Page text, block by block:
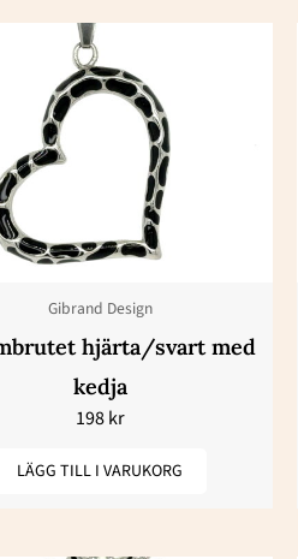
Gibrand Design
hjärta/svart med
kedja
198kr
LÄGG TILL I VARUKORG